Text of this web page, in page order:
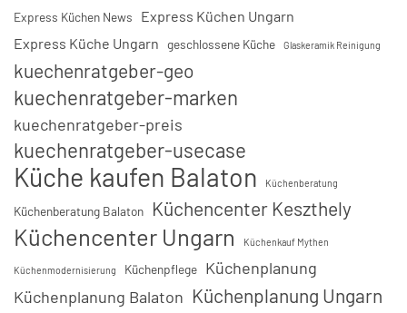
Express Küchen News
Express Küchen Ungarn
Express Küche Ungarn geschlossene Küche Glaskeramik Reinigung
kuechenratgeber-geo
kuechenratgeber-marken
kuechenratgeber-preis
kuechenratgeber-usecase
Küche kaufen Balaton Küchenberatung
Küchenberatung Balaton Küchencenter Keszthely
Küchencenter Ungarn Küchenkauf Mythen
Küchenmodernisierung Küchenpflege Küchenplanung
Küchenplanung Balaton Küchenplanung Ungarn